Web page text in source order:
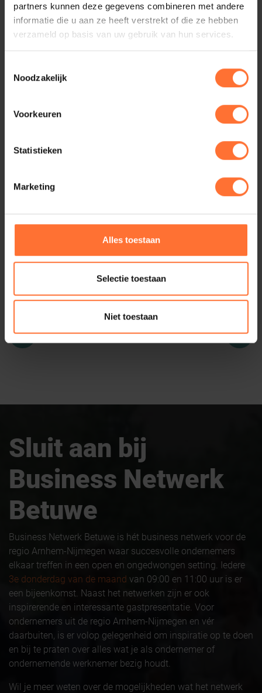
partners kunnen deze gegevens combineren met andere
informatie die u aan ze heeft verstrekt of die ze hebben
verzameld op basis van uw gebruik van hun services.
Noodzakelijk
Voorkeuren
Statistieken
Marketing
Alles toestaan
Selectie toestaan
Niet toestaan
Boulevard Heuvelink 4
06-81003484
Ga naar onze website
Sluit aan bij
Business Netwerk
Betuwe
Business Netwerk Betuwe is hét business netwerk voor de
regio Arnhem-Nijmegen waar succesvolle ondernemers
elkaar treffen in een open en ongedwongen setting. Iedere
3e donderdag van de maand van 09:00 en 11:00 uur is er
een bijeenkomst. Naast het netwerken zijn er ook
inspirerende en interessante gastpresentatie. Voor
ondernemers uit de regio Arnhem-Nijmegen en vér
daarbuiten, is er volop gelegenheid om inspiratie op te doen
en bij te praten over alles wat je als ondernemer of
ondernemende werknemer bezig houdt.
Wil je meer weten over de mogelijkheden wat het netwerk